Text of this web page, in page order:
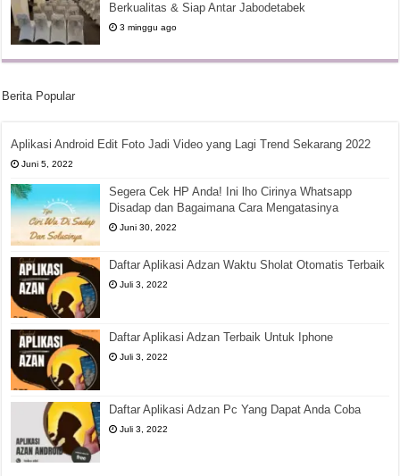
Berkualitas & Siap Antar Jabodetabek
3 minggu ago
Berita Popular
Aplikasi Android Edit Foto Jadi Video yang Lagi Trend Sekarang 2022
Juni 5, 2022
Segera Cek HP Anda! Ini lho Cirinya Whatsapp
Disadap dan Bagaimana Cara Mengatasinya
Juni 30, 2022
Daftar Aplikasi Adzan Waktu Sholat Otomatis Terbaik
Juli 3, 2022
Daftar Aplikasi Adzan Terbaik Untuk Iphone
Juli 3, 2022
Daftar Aplikasi Adzan Pc Yang Dapat Anda Coba
Juli 3, 2022